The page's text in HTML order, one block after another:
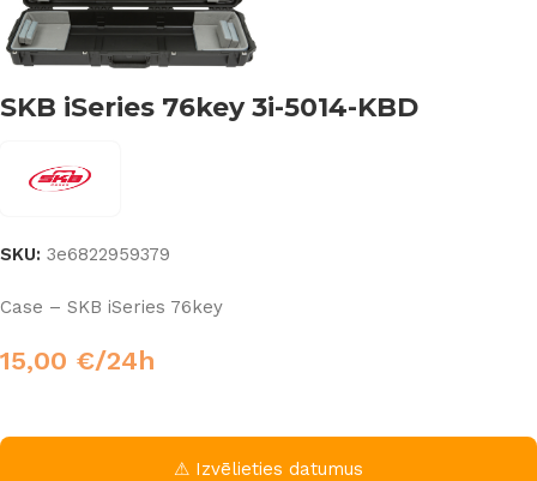
SKB iSeries 76key 3i-5014-KBD
SKU: 3e6822959379
Case – SKB iSeries 76key
15,00 €/24h
⚠ Izvēlieties datumus